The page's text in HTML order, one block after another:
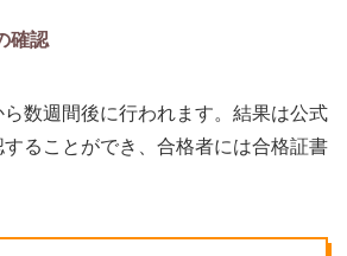
確認
数週間後に行われます。結果は公式
ることができ、合格者には合格証書